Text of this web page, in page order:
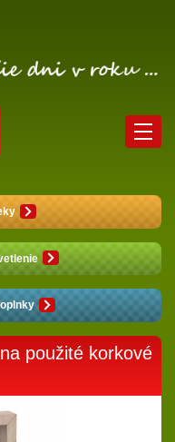
použité korkové